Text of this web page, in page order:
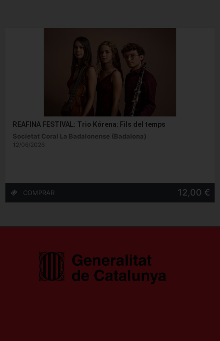
REAFINA FESTIVAL: Trio Kórena: Fils del temps
Societat Coral La Badalonense (Badalona)
12/06/2026
12,00 €